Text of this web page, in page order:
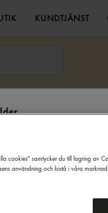
KUNDTJÄNST
webbplats måste du
20 ÅR JAG ÄR
cookies" samtycker du till lagring av
användning och bistå i våra